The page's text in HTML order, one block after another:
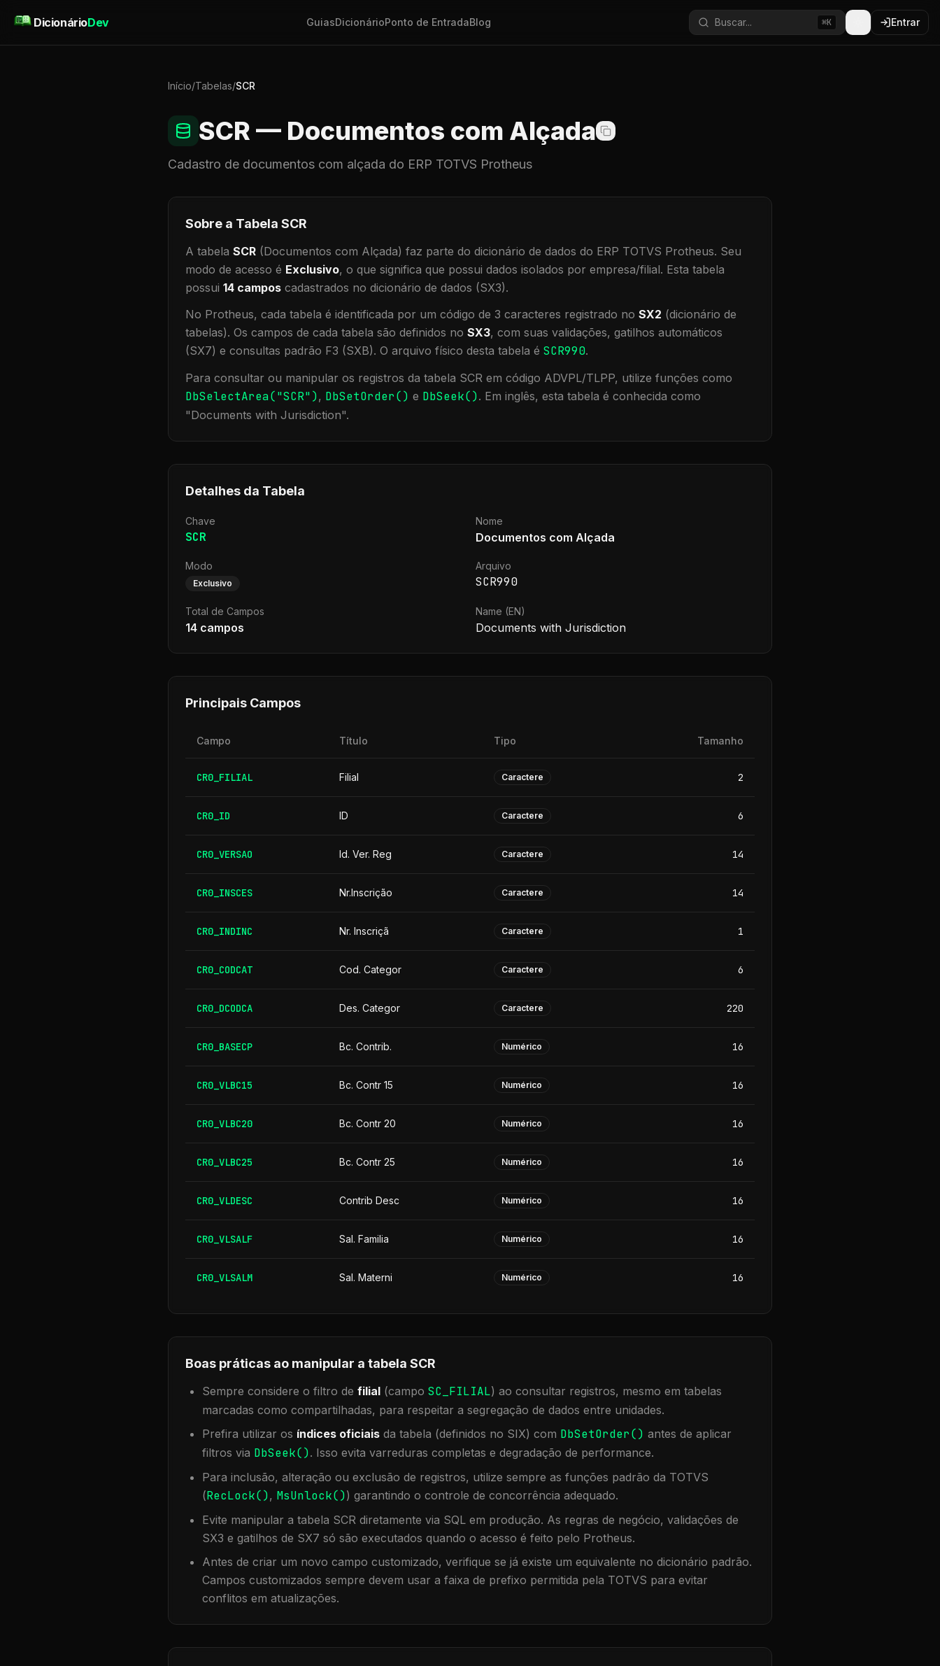
DicionárioDev GuiasDicionárioPonto de EntradaBlog Buscar... ⌘K Entrar
Início/Tabelas/SCR
SCR — Documentos com Alçada
Cadastro de documentos com alçada do ERP TOTVS Protheus
Sobre a Tabela SCR
A tabela SCR (Documentos com Alçada) faz parte do dicionário de dados do ERP TOTVS Protheus. Seu
modo de acesso é Exclusivo, o que significa que possui dados isolados por empresa/filial. Esta tabela
possui 14 campos cadastrados no dicionário de dados (SX3).
No Protheus, cada tabela é identificada por um código de 3 caracteres registrado no SX2 (dicionário de
tabelas). Os campos de cada tabela são definidos no SX3, com suas validações, gatilhos automáticos
(SX7) e consultas padrão F3 (SXB). O arquivo físico desta tabela é SCR990.
Para consultar ou manipular os registros da tabela SCR em código ADVPL/TLPP, utilize funções como
DbSelectArea("SCR"), DbSetOrder() e DbSeek(). Em inglês, esta tabela é conhecida como
"Documents with Jurisdiction".
Detalhes da Tabela
Chave
SCR
Nome
Documentos com Alçada
Modo
Exclusivo
Arquivo
SCR990
Total de Campos
14 campos
Name (EN)
Documents with Jurisdiction
Principais Campos
Campo Título Tipo Tamanho
CR0_FILIAL Filial Caractere 2
CR0_ID ID Caractere 6
CR0_VERSAO Id. Ver. Reg Caractere 14
CR0_INSCES Nr.Inscrição Caractere 14
CR0_INDINC Nr. Inscriçã Caractere 1
CR0_CODCAT Cod. Categor Caractere 6
CR0_DCODCA Des. Categor Caractere 220
CR0_BASECP Bc. Contrib. Numérico 16
CR0_VLBC15 Bc. Contr 15 Numérico 16
CR0_VLBC20 Bc. Contr 20 Numérico 16
CR0_VLBC25 Bc. Contr 25 Numérico 16
CR0_VLDESC Contrib Desc Numérico 16
CR0_VLSALF Sal. Familia Numérico 16
CR0_VLSALM Sal. Materni Numérico 16
Boas práticas ao manipular a tabela SCR
Sempre considere o filtro de filial (campo SC_FILIAL) ao consultar registros, mesmo em tabelas
marcadas como compartilhadas, para respeitar a segregação de dados entre unidades.
Prefira utilizar os índices oficiais da tabela (definidos no SIX) com DbSetOrder() antes de aplicar
filtros via DbSeek(). Isso evita varreduras completas e degradação de performance.
Para inclusão, alteração ou exclusão de registros, utilize sempre as funções padrão da TOTVS
(RecLock(), MsUnlock()) garantindo o controle de concorrência adequado.
Evite manipular a tabela SCR diretamente via SQL em produção. As regras de negócio, validações de
SX3 e gatilhos de SX7 só são executados quando o acesso é feito pelo Protheus.
Antes de criar um novo campo customizado, verifique se já existe um equivalente no dicionário padrão.
Campos customizados sempre devem usar a faixa de prefixo permitida pela TOTVS para evitar
conflitos em atualizações.